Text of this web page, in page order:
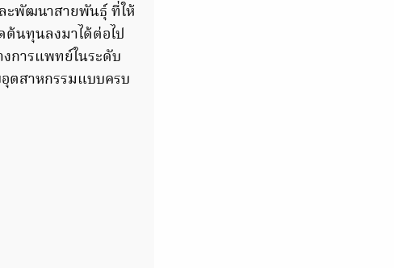
ะพัฒนาสายพันธุ์ ที่ให้
ต้นทุนลงมาได้ต่อไป
การแพทย์ในระดับ
ตสาหกรรมแบบครบ